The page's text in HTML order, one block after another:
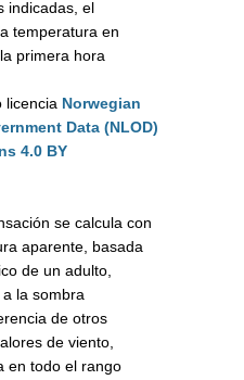
indicadas, el
temperatura en
primera hora
licencia Norwegian
Data (NLOD)
4.0 BY
se calcula con
aparente, basada
de un adulto,
la sombra
de otros
de viento,
en todo el rango